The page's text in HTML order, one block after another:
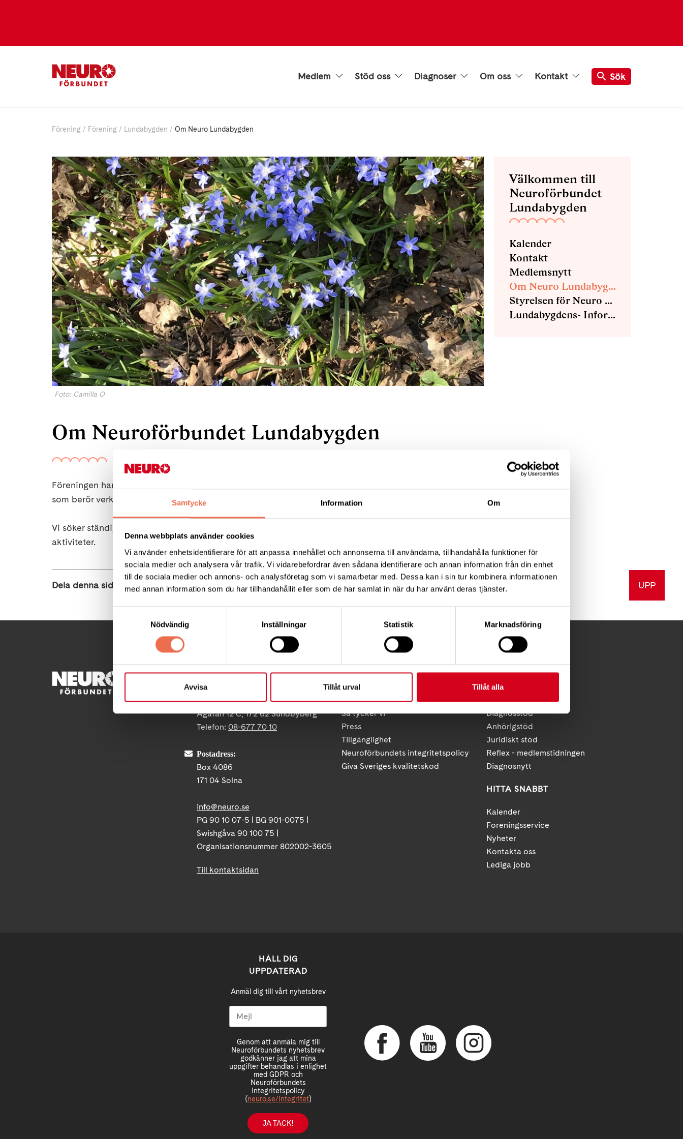
Samtycke Information Om
Denna webbplats använder cookies
Vi använder enhetsidentifierare för att anpassa innehållet och annonserna till användarna, tillhandahålla funktioner för
sociala medier och analysera vår trafik. Vi vidarebefordrar även sådana identifierare och annan information från din enhet
till de sociala medier och annons- och analysföretag som vi samarbetar med. Dessa kan i sin tur kombinera informationen
med annan information som du har tillhandahållit eller som de har samlat in när du har använt deras tjänster.
Nödvändig
Inställningar Statistik Marknadsföring
Avvisa Tillåt urval Tillåt alla
Medlem Stöd oss Diagnoser Om oss Kontakt Sök
Förening Förening Lundabygden Om Neuro Lundabygden
Foto: Camilla O
Om Neuroförbundet Lundabygden
Föreningen har en styrelse som är vald av medlemmarna. De sammanträder ca 10 ggr/år och fattar beslut
som berör verksamheten.
Vi söker ständigt efter nya medlemmar som är intresserade att deltaga i föreningens arbete och
aktiviteter.
Dela denna sida: Tipsa Skriv ut
Välkommen till
Neuroförbundet
Lundabygden
Kalender
Kontakt
Medlemsnytt
Om Neuro Lundabygden
Styrelsen för Neuro Lundabygden
Lundabygdens- Informations blad
UPP
KONTAKT
Besöksadress:
Ågatan 12 C, 172 62 Sundbyberg
Telefon: 08-677 70 10
Postadress:
Box 4086
171 04 Solna
info@neuro.se
PG 90 10 07-5 | BG 901-0075 |
Swishgåva 90 100 75 |
Organisationsnummer 802002-3605
Till kontaktsidan
FÖRDJUPNING
Vårt arbete
Så tycker vi
Press
Tillgänglighet
Neuroförbundets integritetspolicy
Giva Sveriges kvalitetskod
FÖR MEDLEMMAR
Förening
Diagnosstöd
Anhörigstöd
Juridiskt stöd
Reflex - medlemstidningen
Diagnosnytt
HITTA SNABBT
Kalender
Foreningsservice
Nyheter
Kontakta oss
Lediga jobb
HÅLL DIG
UPPDATERAD
Anmäl dig till vårt nyhetsbrev
Genom att anmäla mig till
Neuroförbundets nyhetsbrev
godkänner jag att mina
uppgifter behandlas i enlighet
med GDPR och
Neuroförbundets
integritetspolicy
(neuro.se/integritet)
JA TACK!